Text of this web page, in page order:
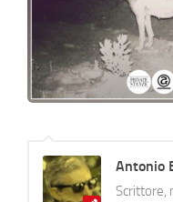
Antonio
Scrittore,